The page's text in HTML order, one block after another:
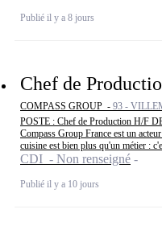
Publié il y a 8 jours
Chef de
COMPASS GROUP - 93 -
POSTE : Chef de Production H/F
Compass Group France est un
cuisine est bien plus qu'un métier :
CDI - Non renseigné
Publié il y a 10 jours